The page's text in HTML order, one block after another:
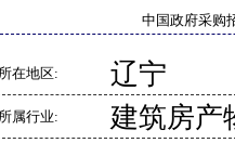
中国政府采购
所在地区: 辽宁
所属行业: 建筑房产